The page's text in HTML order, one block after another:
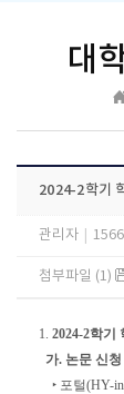
대
2024-2학기
관리자 1566
첨부파일 (1)
1. 2024-2학기
가. 논문 신청
‣ 포털(HY-